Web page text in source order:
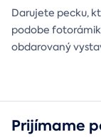
Darujete pecku,
podobe
obdarovaný
absolvovaní tam
Môžete vybrať z
Prijímame